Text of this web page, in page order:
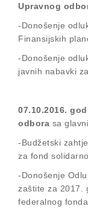
Upravnog
-Donošenje
Finansijskih
-Donošenje
javnih nabavki
07.10.2016.
odbora sa
-Budžetski
za fond
-Donošenje
zaštite za 2017.
federalnog